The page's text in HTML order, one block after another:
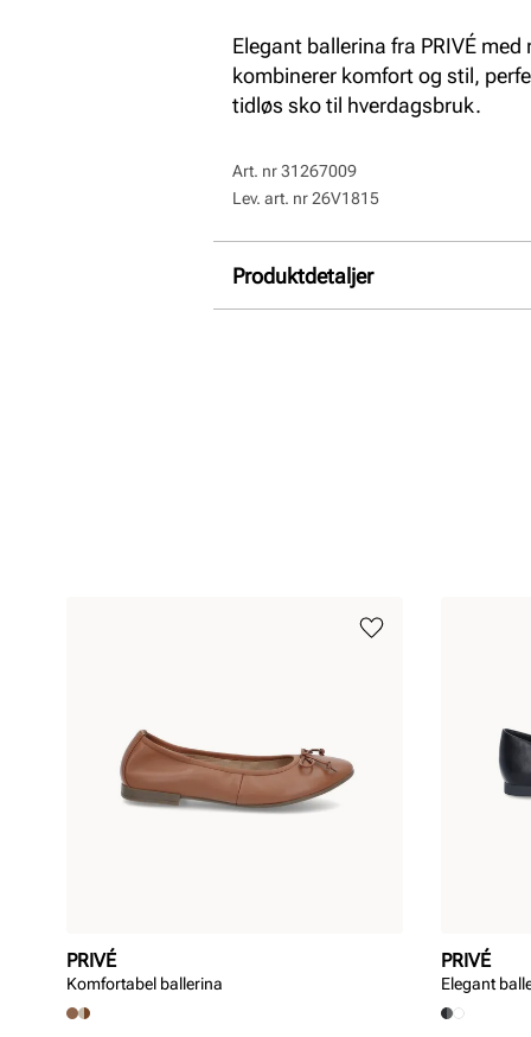
Elegant ballerina fra PRIVÉ
kombinerer komfort og stil,
tidløs sko til hverdagsbruk.
Art. nr31267009
Lev. art. nr26V1815
Produktdetaljer
PRIVÉ
Komfortabel ballerina
PRIVÉ
Elegant